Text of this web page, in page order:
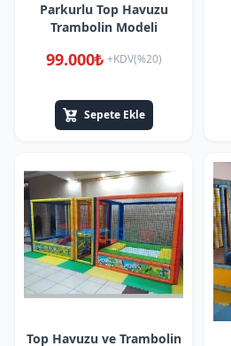
Parkurlu Top Havuzu
Trambolin Modeli
99.000₺ +KDV(%20)
Sepete Ekle
Top Havuzu ve Trambolin